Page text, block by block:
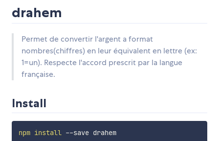
drahem
Permet de convertir l'argent a format
nombres(chiffres) en leur équivalent en lettre (ex:
1=un). Respecte l'accord prescrit par la langue
française.
Install
npm install --save drahem